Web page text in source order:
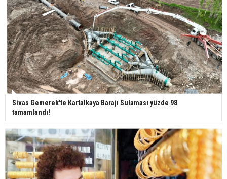
Bilim kurgu gerçekleşiyor... Dondurulmuş
insanları hayata döndürecek keşif
Ünlü türkücü Mahmut Tuncer estetik operasyon
geçirdi: Son hali gündem oldu
Yerli turist 229,7 milyar lira seyahat harcaması
yaptı
Sivas Gemerek'te Kartalkaya Barajı Sulaması yüzde 98
tamamlandı!